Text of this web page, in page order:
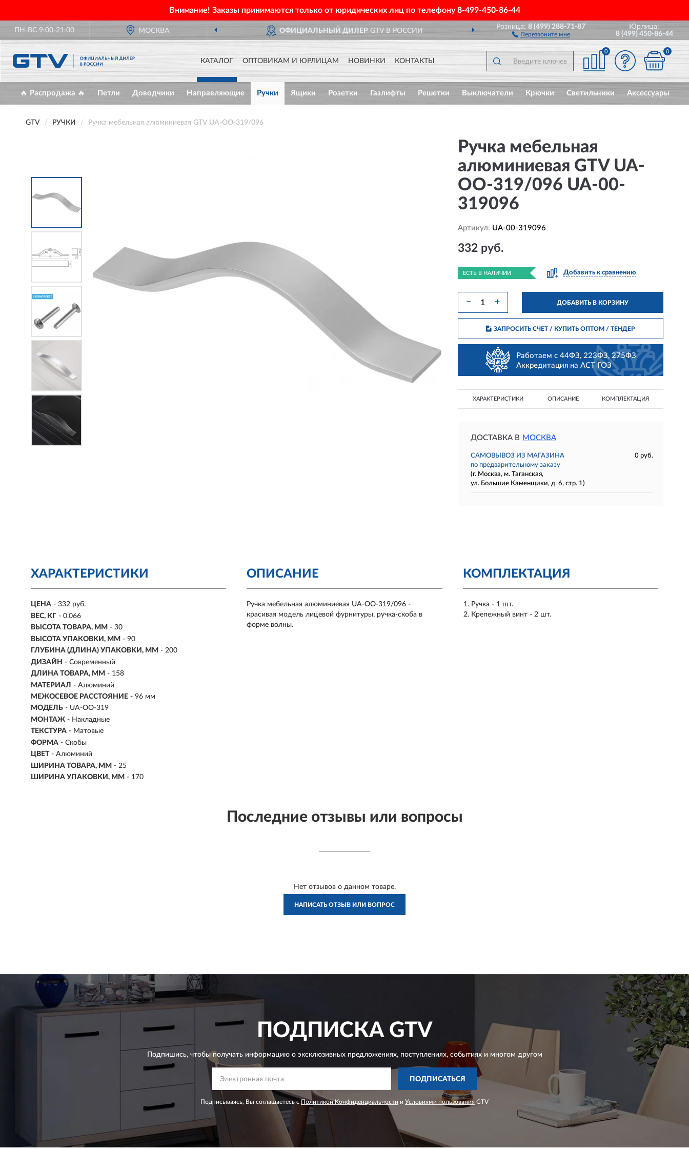
Внимание! Заказы принимаются только от юридических лиц по телефону8-499-450-86-44
ПН-ВС 9:00-21:00 МОСКВА ОФИЦИАЛЬНЫЙ ДИЛЕРGTV В РОССИИ ДОСТАВИМ ПО ВСЕЙ РОССИИ
Розница:8 (499) 288-71-87
Перезвоните мне
Юрлица:
8 (499) 450-86-44
КАТАЛОГ ОПТОВИКАМ И ЮРЛИЦАМ НОВИНКИ КОНТАКТЫ
0 0
🔥 Распродажа 🔥 Петли Доводчики Направляющие Ручки Ящики Розетки Газлифты Решетки Выключатели Крючки Светильники Аксессуары
GTV РУЧКИ Ручка мебельная алюминиевая GTV UA-OO-319/096
Ручка мебельная
алюминиевая GTV UA-
OO-319/096 UA-00-
319096
Артикул: UA-00-319096
332 руб.
ЕСТЬ В НАЛИЧИИ Добавить к сравнению
− + ДОБАВИТЬ В КОРЗИНУ
ЗАПРОСИТЬ СЧЕТ / КУПИТЬ ОПТОМ/ ТЕНДЕР
Работаем с 44ФЗ, 223ФЗ, 275ФЗ
Аккредитация на АСТ ГОЗ
ХАРАКТЕРИСТИКИ ОПИСАНИЕ КОМПЛЕКТАЦИЯ
ДОСТАВКА В МОСКВА
САМОВЫВОЗ ИЗ МАГАЗИНА
0 руб.
по предварительному заказу
(г. Москва, м. Таганская,
ул. Большие Каменщики, д. 6, стр. 1)
ХАРАКТЕРИСТИКИ
ЦЕНА - 332 руб.
ВЕС, КГ - 0.066
ВЫСОТА ТОВАРА, ММ - 30
ВЫСОТА УПАКОВКИ, ММ - 90
ГЛУБИНА (ДЛИНА) УПАКОВКИ, ММ - 200
ДИЗАЙН - Современный
ДЛИНА ТОВАРА, ММ - 158
МАТЕРИАЛ - Алюминий
МЕЖОСЕВОЕ РАССТОЯНИЕ - 96 мм
МОДЕЛЬ - UA-OO-319
МОНТАЖ - Накладные
ТЕКСТУРА - Матовые
ФОРМА - Скобы
ЦВЕТ - Алюминий
ШИРИНА ТОВАРА, ММ - 25
ШИРИНА УПАКОВКИ, ММ - 170
КОМПЛЕКТАЦИЯ
Ручка - 1 шт.
Крепежный винт - 2 шт.
ОПИСАНИЕ
Ручка мебельная алюминиевая UA-OO-319/096 -
красивая модель лицевой фурнитуры, ручка-скоба в
форме волны.
Последние отзывы или вопросы
Нет отзывов о данном товаре.
НАПИСАТЬ ОТЗЫВ ИЛИ ВОПРОС
ПОДПИСКАGTV
Подпишись, чтобы получать информацию о эксклюзивных предложениях,поступлениях, событиях и многом другом
ПОДПИСАТЬСЯ
Подписываясь, Вы соглашаетесь сПолитикой Конфиденциальности и Условиями пользования GTV